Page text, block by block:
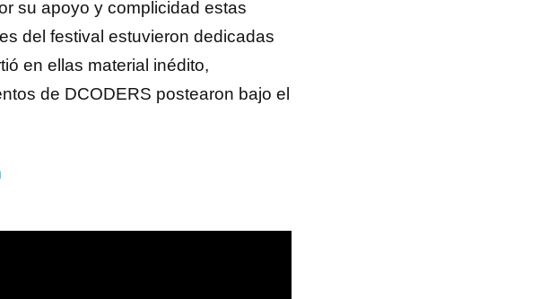
su apoyo y complicidad estas
del festival estuvieron dedicadas
en ellas material inédito,
de DCODERS postearon bajo el